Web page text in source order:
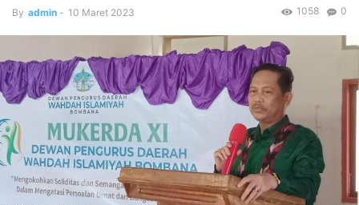
By admin - 10 Maret 2023 0
1058